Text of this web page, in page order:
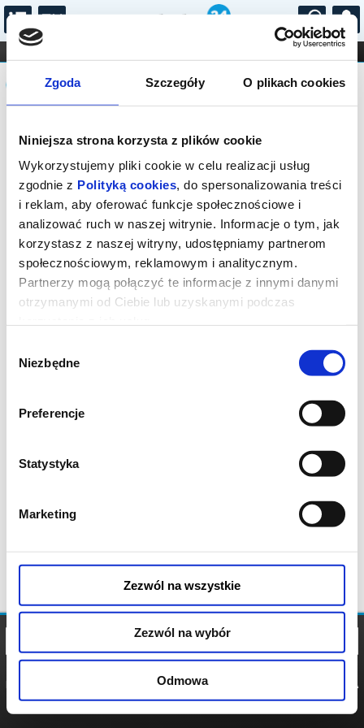
Zgoda Szczegóły O plikach cookies
Niniejsza strona korzysta z plików cookie
Wykorzystujemy pliki cookie w celu realizacji usług
zgodnie z Polityką cookies, do spersonalizowania treści
i reklam, aby oferować funkcje społecznościowe i
analizować ruch w naszej witrynie. Informacje o tym, jak
korzystasz z naszej witryny, udostępniamy partnerom
społecznościowym, reklamowym i analitycznym.
Partnerzy mogą połączyć te informacje z innymi danymi
otrzymanymi od Ciebie lub uzyskanymi podczas
zgody
Niezbędne
Preferencje
Statystyka
Marketing
Zezwól na wszystkie
Zezwól na wybór
Odmowa
...
FILHARMONIA OPERA I BALET
STAND-UP
DLA DZIECI
Komunikat
Sprzedaż biletów on-line na wydarzenie
została zakończona.
POLITYKA
POLITYKA